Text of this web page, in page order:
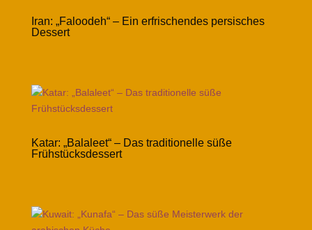
Iran: „Faloodeh“ – Ein erfrischendes persisches
Dessert
Katar: „Balaleet“ – Das traditionelle süße
Frühstücksdessert